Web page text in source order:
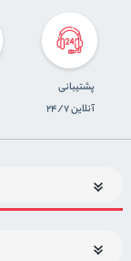
پشتیبانی
آنلاین 24/7